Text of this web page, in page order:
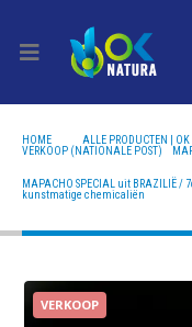
HOME
ALLE PRODUCTEN |
VERKOOP (NATIONALE POST)
MAPACHO SPECIAL UIT BRAZILIË /
MAPACHO SPECIAL uit BRAZILIË
kunstmatige chemicaliën
VERKOOP